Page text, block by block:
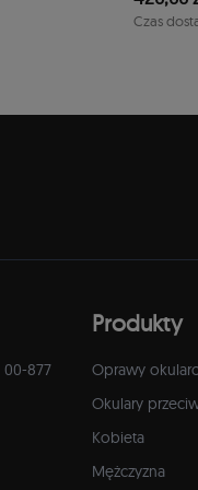
Czas
00-877
Produkty
Oprawy
Okulary
Kobieta
Mężczyzna